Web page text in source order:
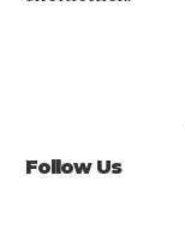
Follow Us